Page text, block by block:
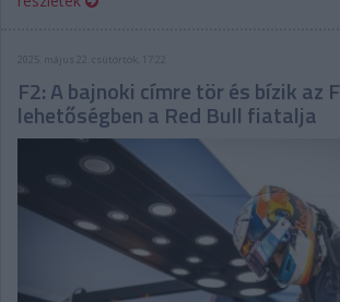
2025. május 22. csütörtök, 17:22
F2: A bajnoki címre tör és bízik az
lehetőségben a Red Bull fiatalja